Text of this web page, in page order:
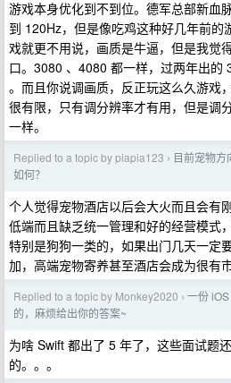
游戏本身优化到不到位。德军总部新血
到 120Hz，但是像吃鸡这种好几年前的
戏就更不用说，画质是牛逼，但是我觉
口。3080 、4080 都一样，过两年出的
。而且你说调画质，反正玩这么久游戏
很有限，只有调分辨率才有用，但是调
一样。
Replied to a topic by piapia123 › 目前宠物方
如何？
个人觉得宠物酒店以后会大火而且会有
低端而且缺乏统一管理和好的经营模式
特别是狗狗一类的，如果出门几天一定
加，高端宠物寄养甚至酒店会成为很有
Replied to a topic by Monkey2020 › 一份
的，麻烦给出你的答案~
为啥 Swift 都出了 5 年了，这些面试题
的。。。